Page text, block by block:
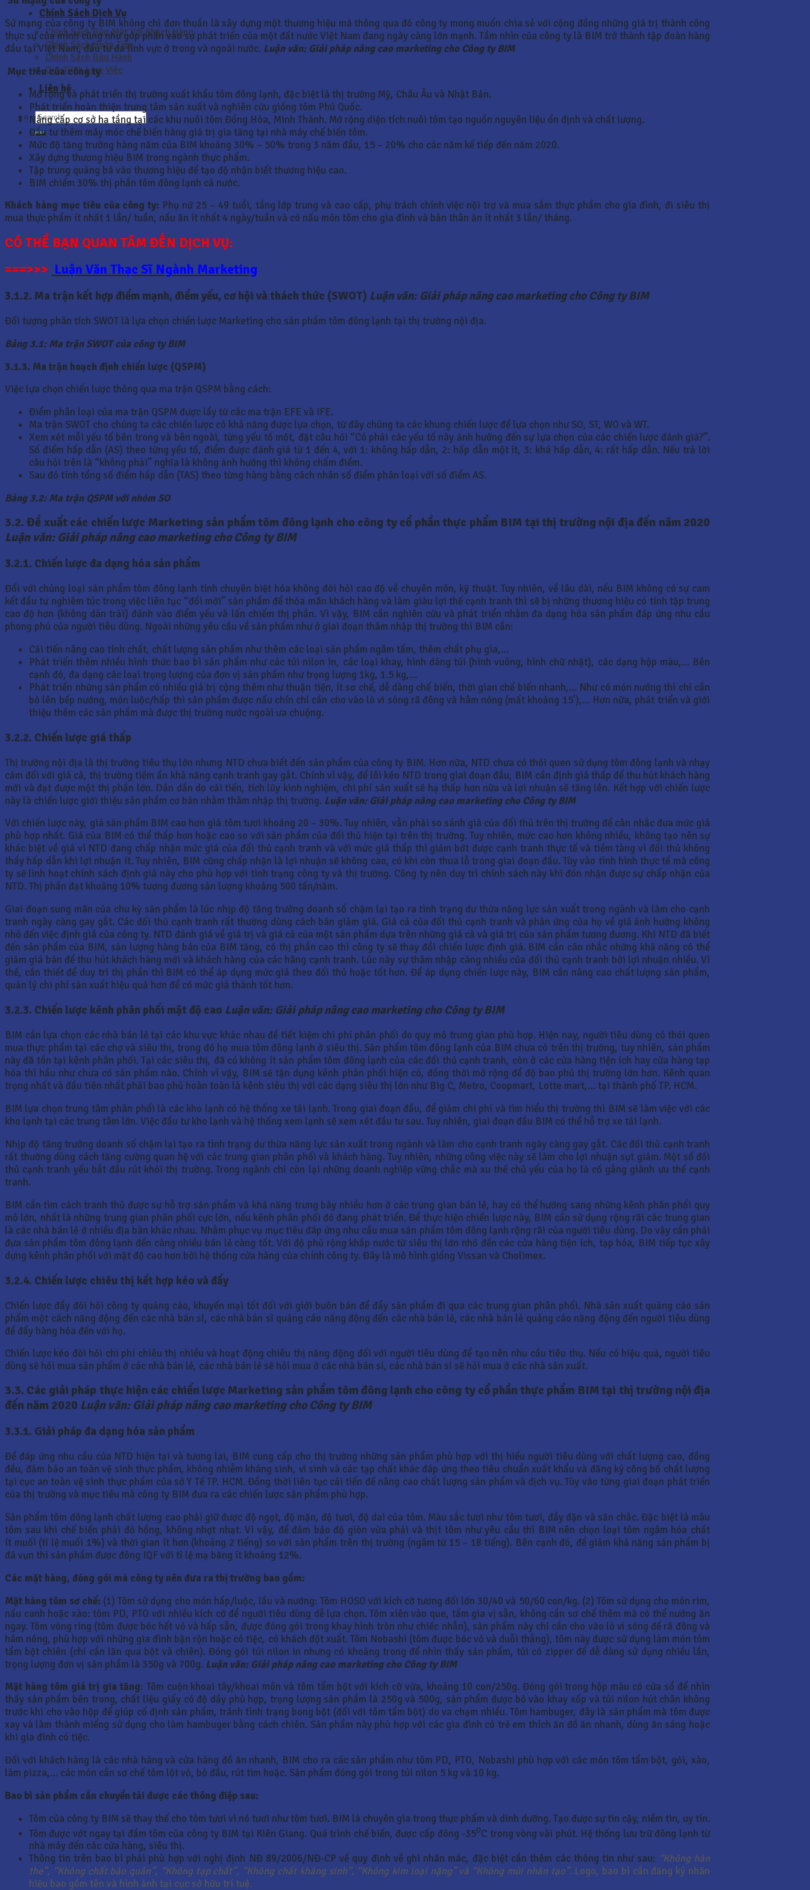
Chính Sách Dịch Vụ
Chính Sách Bảo Mật Với Khách Hàng
Chính Sách Hoàn Tiền
Chính Sách Bảo Hành
Quy Trình Làm Việc
Liên hệ
Sứ mạng của công ty BIM không chỉ đơn thuần là xây dựng một thương hiệu mà thông qua đó công ty mong muốn chia sẻ với cộng đồng những giá trị thành công
thực sự của mình cũng như góp phần vào sự phát triển của một đất nước Việt Nam đang ngày càng lớn mạnh. Tầm nhìn của công ty là BIM trở thành tập đoàn hàng
đầu tại Việt Nam, đầu tư đa lĩnh vực ở trong và ngoài nước. Luận văn: Giải pháp nâng cao marketing cho Công ty BIM
Mục tiêu của công ty
Mở rộng và phát triển thị trường xuất khẩu tôm đông lạnh, đặc biệt là thị trường Mỹ, Châu Âu và Nhật Bản.
Phát triển hoàn thiện trung tâm sản xuất và nghiên cứu giống tôm Phú Quốc.
Nâng cấp cơ sở hạ tầng tại các khu nuôi tôm Đồng Hòa, Minh Thành. Mở rộng diện tích nuôi tôm tạo nguồn nguyên liệu ổn định và chất lượng.
Đầu tư thêm máy móc chế biến hàng giá trị gia tăng tại nhà máy chế biến tôm.
Mức độ tăng trưởng hàng năm của BIM khoảng 30% – 50% trong 3 năm đầu, 15 – 20% cho các năm kế tiếp đến năm 2020.
Xây dựng thương hiệu BIM trong ngành thực phẩm.
Tập trung quảng bá vào thương hiệu để tạo độ nhận biết thương hiệu cao.
BIM chiếm 30% thị phần tôm đông lạnh cả nước.
Khách hàng mục tiêu của công ty: Phụ nữ 25 – 49 tuổi, tầng lớp trung và cao cấp, phụ trách chính việc nội trợ và mua sắm thực phẩm cho gia đình, đi siêu thị
mua thực phẩm ít nhất 1 lần/ tuần, nấu ăn ít nhất 4 ngày/tuần và có nấu món tôm cho gia đình và bản thân ăn ít nhất 3 lần/ tháng.
CÓ THỂ BẠN QUAN TÂM ĐẾN DỊCH VỤ:
===>>> Luận Văn Thạc Sĩ Ngành Marketing
3.1.2. Ma trận kết hợp điểm mạnh, điểm yếu, cơ hội và thách thức (SWOT) Luận văn: Giải pháp nâng cao marketing cho Công ty BIM
Đối tượng phân tích SWOT là lựa chọn chiến lược Marketing cho sản phẩm tôm đông lạnh tại thị trường nội địa.
Bảng 3.1: Ma trận SWOT của công ty BIM
3.1.3. Ma trận hoạch định chiến lược (QSPM)
Việc lựa chọn chiến lược thông qua ma trận QSPM bằng cách:
Điểm phân loại của ma trận QSPM được lấy từ các ma trận EFE và IFE.
Ma trận SWOT cho chúng ta các chiến lược có khả năng được lựa chọn, từ đây chúng ta các khung chiến lược để lựa chọn như SO, ST, WO và WT.
Xem xét mỗi yếu tố bên trong và bên ngoài, từng yếu tố một, đặt câu hỏi “Có phải các yếu tố này ảnh hưởng đến sự lựa chọn của các chiến lược đánh giá?”.
Số điểm hấp dẫn (AS) theo từng yếu tố, điểm được đánh giá từ 1 đến 4, với 1: không hấp dẫn, 2: hấp dẫn một ít, 3: khá hấp dẫn, 4: rất hấp dẫn. Nếu trả lời
câu hỏi trên là “không phải” nghĩa là không ảnh hưởng thì không chấm điểm.
Sau đó tính tổng số điểm hấp dẫn (TAS) theo từng hàng bằng cách nhân số điểm phân loại với số điểm AS.
Bảng 3.2: Ma trận QSPM với nhóm SO
3.2. Đề xuất các chiến lược Marketing sản phẩm tôm đông lạnh cho công ty cổ phần thực phẩm BIM tại thị trường nội địa đến năm 2020
Luận văn: Giải pháp nâng cao marketing cho Công ty BIM
3.2.1. Chiến lược đa dạng hóa sản phẩm
Đối với chủng loại sản phẩm tôm đông lạnh tính chuyên biệt hóa không đòi hỏi cao độ về chuyên môn, kỹ thuật. Tuy nhiên, về lâu dài, nếu BIM không có sự cam
kết đầu tư nghiêm túc trong việc liên tục “đổi mới” sản phẩm để thỏa mãn khách hàng và làm giàu lợi thế cạnh tranh thì sẽ bị những thương hiệu có tính tập trung
cao độ hơn (không dàn trải) đánh vào điểm yếu và lấn chiếm thị phần. Vì vậy, BIM cần nghiên cứu và phát triển nhằm đa dạng hóa sản phẩm đáp ứng nhu cầu
phong phú của người tiêu dùng. Ngoài những yêu cầu về sản phẩm như ở giai đoạn thâm nhập thị trường thì BIM cần:
Cải tiến nâng cao tính chất, chất lượng sản phẩm như thêm các loại sản phẩm ngâm tẩm, thêm chất phụ gia,…
Phát triển thêm nhiều hình thức bao bì sản phẩm như các túi nilon in, các loại khay, hình dáng túi (hình vuông, hình chữ nhật), các dạng hộp màu,… Bên
cạnh đó, đa dạng các loại trọng lượng của đơn vị sản phẩm như trọng lượng 1kg, 1.5 kg,…
Phát triển những sản phẩm có nhiều giá trị cộng thêm như thuận tiện, ít sơ chế, dễ dàng chế biến, thời gian chế biến nhanh,… Như có món nướng thì chỉ cần
bỏ lên bếp nướng, món luộc/hấp thì sản phẩm được nấu chín chỉ cần cho vào lò vi sóng rã đông và hâm nóng (mất khoảng 15’),… Hơn nữa, phát triển và giới
thiệu thêm các sản phẩm mà được thị trường nước ngoài ưa chuộng.
3.2.2. Chiến lược giá thấp
Thị trường nội địa là thị trường tiêu thụ lớn nhưng NTD chưa biết đến sản phẩm của công ty BIM. Hơn nữa, NTD chưa có thói quen sử dụng tôm đông lạnh và nhạy
cảm đối với giá cả, thị trường tiềm ẩn khả năng cạnh tranh gay gắt. Chính vì vậy, để lôi kéo NTD trong giai đoạn đầu, BIM cần định giá thấp để thu hút khách hàng
mới và đạt được một thị phần lớn. Dần dần do cải tiến, tích lũy kinh nghiệm, chi phí sản xuất sẽ hạ thấp hơn nữa và lợi nhuận sẽ tăng lên. Kết hợp với chiến lược
này là chiến lược giới thiệu sản phẩm cơ bản nhằm thâm nhập thị trường. Luận văn: Giải pháp nâng cao marketing cho Công ty BIM
Với chiến lược này, giá sản phẩm BIM cao hơn giá tôm tươi khoảng 20 – 30%. Tuy nhiên, vẫn phải so sánh giá của đối thủ trên thị trường để cân nhắc đưa mức giá
phù hợp nhất. Giá của BIM có thể thấp hơn hoặc cao so với sản phẩm của đối thủ hiện tại trên thị trường. Tuy nhiên, mức cao hơn không nhiều, không tạo nên sự
khác biệt về giá vì NTD đang chấp nhận mức giá của đối thủ cạnh tranh và với mức giá thấp thì giảm bớt được cạnh tranh thực tế và tiềm tàng vì đối thủ không
thấy hấp dẫn khi lợi nhuận ít. Tuy nhiên, BIM cũng chấp nhận là lợi nhuận sẽ không cao, có khi còn thua lỗ trong giai đoạn đầu. Tùy vào tình hình thực tế mà công
ty sẽ linh hoạt chính sách định giá này cho phù hợp với tình trạng công ty và thị trường. Công ty nên duy trì chính sách này khi đón nhận được sự chấp nhận của
NTD. Thị phần đạt khoảng 10% tương đương sản lượng khoảng 500 tấn/năm.
Giai đoạn sung mãn của chu kỳ sản phẩm là lúc nhịp độ tăng trưởng doanh số chậm lại tạo ra tình trạng dư thừa năng lực sản xuất trong ngành và làm cho cạnh
tranh ngày càng gay gắt. Các đối thủ cạnh tranh rất thường dùng cách bán giảm giá. Giá cả của đối thủ cạnh tranh và phản ứng của họ về giá ảnh hưởng không
nhỏ đến việc định giá của công ty. NTD đánh giá về giá trị và giá cả của một sản phẩm dựa trên những giá cả và giá trị của sản phẩm tương đương. Khi NTD đã biết
đến sản phẩm của BIM, sản lượng hàng bán của BIM tăng, có thị phần cao thì công ty sẽ thay đổi chiến lược định giá. BIM cần cân nhắc những khả năng có thể
giảm giá bán để thu hút khách hàng mới và khách hàng của các hãng cạnh tranh. Lúc này sự thâm nhập càng nhiều của đối thủ cạnh tranh bởi lợi nhuận nhiều. Vì
thế, cần thiết để duy trì thị phần thì BIM có thể áp dụng mức giá theo đối thủ hoặc tốt hơn. Để áp dụng chiến lược này, BIM cần nâng cao chất lượng sản phẩm,
quản lý chi phí sản xuất hiệu quả hơn để có mức giá thành tốt hơn.
3.2.3. Chiến lược kênh phân phối mật độ cao Luận văn: Giải pháp nâng cao marketing cho Công ty BIM
BIM cần lựa chọn các nhà bán lẻ tại các khu vực khác nhau để tiết kiệm chi phí phân phối do quy mô trung gian phù hợp. Hiện nay, người tiêu dùng có thói quen
mua thực phẩm tại các chợ và siêu thị, trong đó họ mua tôm đông lạnh ở siêu thị. Sản phẩm tôm đông lạnh của BIM chưa có trên thị trường, tuy nhiên, sản phẩm
này đã tồn tại kênh phân phối. Tại các siêu thị, đã có không ít sản phẩm tôm đông lạnh của các đối thủ cạnh tranh, còn ở các cửa hàng tiện ích hay cửa hàng tạp
hóa thì hầu như chưa có sản phẩm nào. Chính vì vậy, BIM sẽ tận dụng kênh phân phối hiện có, đồng thời mở rộng để độ bao phủ thị trường lớn hơn. Kênh quan
trọng nhất và đầu tiên nhất phải bao phủ hoàn toàn là kênh siêu thị với các dạng siêu thị lớn như Big C, Metro, Coopmart, Lotte mart,… tại thành phố TP. HCM.
BIM lựa chọn trung tâm phân phối là các kho lạnh có hệ thống xe tải lạnh. Trong giai đoạn đầu, để giảm chi phí và tìm hiểu thị trường thì BIM sẽ làm việc với các
kho lạnh tại các trung tâm lớn. Việc đầu tư kho lạnh và hệ thống xem lạnh sẽ xem xét đầu tư sau. Tuy nhiên, giai đoạn đầu BIM có thể hỗ trợ xe tải lạnh.
Nhịp độ tăng trưởng doanh số chậm lại tạo ra tình trạng dư thừa năng lực sản xuất trong ngành và làm cho cạnh tranh ngày càng gay gắt. Các đối thủ cạnh tranh
rất thường dùng cách tăng cường quan hệ với các trung gian phân phối và khách hàng. Tuy nhiên, những công việc này sẽ làm cho lợi nhuận sụt giảm. Một số đối
thủ cạnh tranh yếu bắt đầu rút khỏi thị trường. Trong ngành chỉ còn lại những doanh nghiệp vững chắc mà xu thế chủ yếu của họ là cố gắng giành ưu thế cạnh
tranh.
BIM cần tìm cách tranh thủ được sự hỗ trợ sản phẩm và khả năng trưng bày nhiều hơn ở các trung gian bán lẻ, hay có thể hướng sang những kênh phân phối quy
mô lớn, nhất là những trung gian phân phối cực lớn, nếu kênh phân phối đó đang phát triển. Để thực hiện chiến lược này, BIM cần sử dụng rộng rãi các trung gian
là các nhà bán lẻ ở nhiều địa bàn khác nhau. Nhằm phục vụ mục tiêu đáp ứng nhu cầu mua sản phẩm tôm đông lạnh rộng rãi của người tiêu dùng. Do vậy cần phải
đưa sản phẩm tôm đông lạnh đến càng nhiều bán lẻ càng tốt. Với độ phủ rộng khắp nước từ siêu thị lớn nhỏ đến các cửa hàng tiện ích, tạp hóa, BIM tiếp tục xây
dựng kênh phân phối với mật độ cao hơn bởi hệ thống cửa hàng của chính công ty. Đây là mô hình giống Vissan và Cholimex.
3.2.4. Chiến lược chiêu thị kết hợp kéo và đẩy
Chiến lược đẩy đòi hỏi công ty quảng cáo, khuyến mại tốt đối với giới buôn bán để đẩy sản phẩm đi qua các trung gian phân phối. Nhà sản xuất quảng cáo sản
phẩm một cách năng động đến các nhà bán sỉ, các nhà bán sỉ quảng cáo năng động đến các nhà bán lẻ, các nhà bán lẻ quảng cáo năng động đến người tiêu dùng
để đẩy hàng hóa đến với họ.
Chiến lược kéo đòi hỏi chi phí chiêu thị nhiều và hoạt động chiêu thị năng động đối với người tiêu dùng để tạo nên nhu cầu tiêu thụ. Nếu có hiệu quả, người tiêu
dùng sẽ hỏi mua sản phẩm ở các nhà bán lẻ, các nhà bán lẻ sẽ hỏi mua ở các nhà bán sỉ, các nhà bán sỉ sẽ hỏi mua ở các nhà sản xuất.
3.3. Các giải pháp thực hiện các chiến lược Marketing sản phẩm tôm đông lạnh cho công ty cổ phần thực phẩm BIM tại thị trường nội địa
đến năm 2020 Luận văn: Giải pháp nâng cao marketing cho Công ty BIM
3.3.1. Giải pháp đa dạng hóa sản phẩm
Để đáp ứng nhu cầu của NTD hiện tại và tương lai, BIM cung cấp cho thị trường những sản phẩm phù hợp với thị hiếu người tiêu dùng với chất lượng cao, đồng
đều, đảm bảo an toàn vệ sinh thực phẩm, không nhiễm kháng sinh, vi sinh và các tạp chất khác đáp ứng theo tiêu chuẩn xuất khẩu và đăng ký công bố chất lượng
tại cục an toàn vệ sinh thực phẩm của sở Y Tế TP. HCM. Đồng thời liên tục cải tiến để nâng cao chất lượng sản phẩm và dịch vụ. Tùy vào từng giai đoạn phát triển
của thị trường và mục tiêu mà công ty BIM đưa ra các chiến lược sản phẩm phù hợp.
Sản phẩm tôm đông lạnh chất lượng cao phải giữ được độ ngọt, độ mặn, độ tươi, độ dai của tôm. Màu sắc tươi như tôm tươi, đầy đặn và săn chắc. Đặc biệt là màu
tôm sau khi chế biến phải đỏ hồng, không nhợt nhạt. Vì vậy, để đảm bảo độ giòn vừa phải và thịt tôm như yêu cầu thì BIM nên chọn loại tôm ngâm hóa chất
ít muối (tỉ lệ muối 1%) và thời gian ít hơn (khoảng 2 tiếng) so với sản phẩm trên thị trường (ngâm từ 15 – 18 tiếng). Bên cạnh đó, để giảm khả năng sản phẩm bị
đá vụn thì sản phẩm được đông IQF với tỉ lệ mạ băng ít khoảng 12%.
Các mặt hàng, đóng gói mà công ty nên đưa ra thị trường bao gồm:
Mặt hàng tôm sơ chế: (1) Tôm sử dụng cho món hấp/luộc, lầu và nướng: Tôm HOSO với kích cỡ tương đối lớn 30/40 và 50/60 con/kg. (2) Tôm sử dụng cho món rim,
nấu canh hoặc xào: tôm PD, PTO với nhiều kích cỡ để người tiêu dùng dễ lựa chọn. Tôm xiên vào que, tẩm gia vị sẵn, không cần sơ chế thêm mà có thể nướng ăn
ngay. Tôm vòng ring (tôm được bóc hết vỏ và hấp sẵn, được đóng gói trong khay hình tròn như chiếc nhẫn), sản phẩm này chỉ cần cho vào lò vi sóng để rã đông và
hâm nóng, phù hợp với những gia đình bận rộn hoặc có tiệc, có khách đột xuất. Tôm Nobashi (tôm được bóc vỏ và duỗi thẳng), tôm này được sử dụng làm món tôm
tẩm bột chiên (chỉ cần lăn qua bột và chiên). Đóng gói túi nilon in nhưng có khoảng trong để nhìn thấy sản phẩm, túi có zipper để dễ dàng sử dụng nhiều lần,
trọng lượng đơn vị sản phẩm là 350g và 700g. Luận văn: Giải pháp nâng cao marketing cho Công ty BIM
Mặt hàng tôm giá trị gia tăng: Tôm cuộn khoai tây/khoai môn và tôm tẩm bột với kích cỡ vừa, khoảng 10 con/250g. Đóng gói trong hộp màu có cửa sổ để nhìn
thấy sản phẩm bên trong, chất liệu giấy có độ dầy phù hợp, trọng lượng sản phẩm là 250g và 500g, sản phẩm được bỏ vào khay xốp và túi nilon hút chân không
trước khi cho vào hộp để giúp cố định sản phẩm, tránh tình trạng bong bột (đối với tôm tẩm bột) do va chạm nhiều. Tôm hambuger, đây là sản phẩm mà tôm được
xay và làm thành miếng sử dụng cho làm hambuger bằng cách chiên. Sản phẩm này phù hợp với các gia đình có trẻ em thích ăn đồ ăn nhanh, dùng ăn sáng hoặc
khi gia đình có tiệc.
Đối với khách hàng là các nhà hàng và cửa hàng đồ ăn nhanh, BIM cho ra các sản phẩm như tôm PD, PTO, Nobashi phù hợp với các món tôm tẩm bột, gỏi, xào,
làm pizza,… các món cần sơ chế tôm lột vỏ, bỏ đầu, rút tim hoặc. Sản phẩm đóng gói trong túi nilon 5 kg và 10 kg.
Bao bì sản phẩm cần chuyển tải được các thông điệp sau:
Tôm của công ty BIM sẽ thay thế cho tôm tươi vì nó tươi như tôm tươi. BIM là chuyên gia trong thực phẩm và dinh dưỡng. Tạo được sự tin cậy, niềm tin, uy tín.
Tôm được vớt ngay tại đầm tôm của công ty BIM tại Kiên Giang. Quá trình chế biến, được cấp đông -350C trong vòng vài phút. Hệ thống lưu trữ đông lạnh từ
nhà máy đến các cửa hàng, siêu thị.
Thông tin trên bao bì phải phù hợp với nghị định NĐ 89/2006/NĐ-CP về quy định về ghi nhãn mác, đặc biệt cần thêm các thông tin như sau: “Không hàn
the”, “Không chất bảo quản”, “Không tạp chất”, “Không chất kháng sinh”, “Không kim loại nặng” và “Không mùi nhân tạo”. Logo, bao bì cần đăng ký nhãn
hiệu bao gồm tên và hình ảnh tại cục sở hữu trí tuệ.